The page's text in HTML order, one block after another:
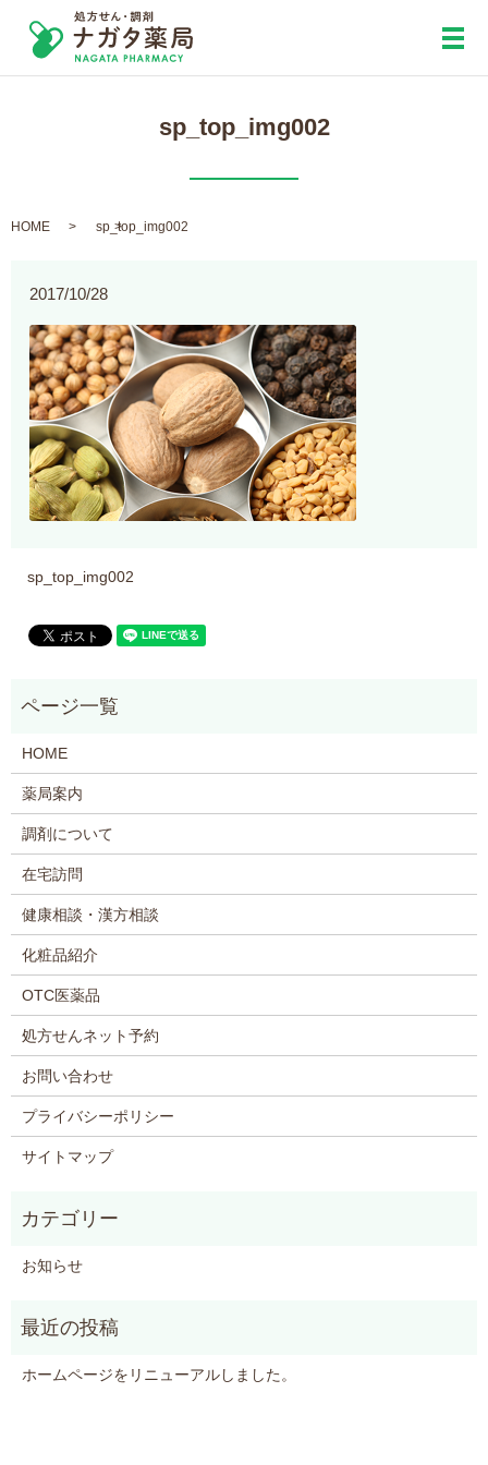
メ
sp_top_img002
HOME sp_top_img002
2017/10/28
sp_top_img002
HOME
薬局案内
調剤について
在宅訪問
健康相談・漢方相談
化粧品紹介
OTC医薬品
処方せんネット予約
お問い合わせ
プライバシーポリシー
サイトマップ
お知らせ
ホームページをリニューアルしました。